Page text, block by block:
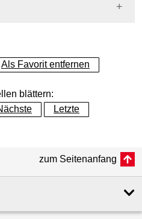
Als Favorit entfernen
blättern:
Letzte
zum Seitenanfang